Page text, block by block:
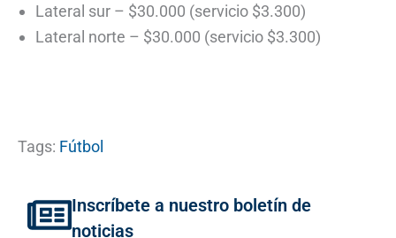
Lateral sur – $30.000 (servicio $3.300)
Lateral norte – $30.000 (servicio $3.300)
Tags: Fútbol
Inscríbete a nuestro boletín de
noticias